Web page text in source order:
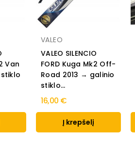
Van
VALEO
VALEO SILENCIO
FORD Kuga Mk2 Off-
Road 2013 → galinio
stiklo...
16,00 €
Į krepšelį